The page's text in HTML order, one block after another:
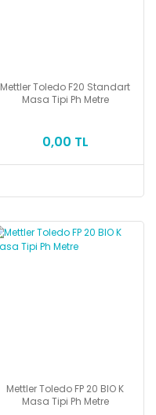
Mettler Toledo F20 Standart
Masa Tipi Ph Metre
0,00 TL
Mettler Toledo FP 20 BIO K
Masa Tipi Ph Metre